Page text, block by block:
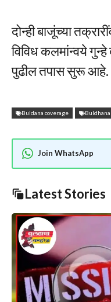
दोन्ही बाजूंच्या
विविध कलमांन्वये
पुढील तपास सुरू आहे.
Buldana coverage
Join WhatsApp
Latest Stories